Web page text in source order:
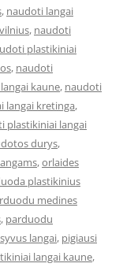
, naudoti langai
, naudoti
plastikiniai
, naudoti
kaune, naudoti
langai kretinga,
plastikiniai langai
durys,
,orlaides
plastikinius
medines
, parduodu
langai, pigiausi
langai kaune,